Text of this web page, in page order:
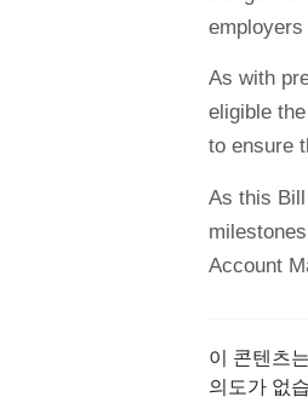
As with
eligible
to ensure
As this
Account
이 콘텐츠
의도가 없